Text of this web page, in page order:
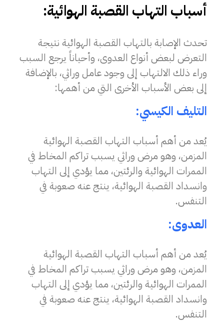
أسباب التهاب القصبة الهوائية:
تحدث الإصابة بالتهاب القصبة الهوائية نتيجة
التعرض لبعض أنواع العدوى، وأحياناً يرجع السبب
وراء ذلك الالتهاب إلى وجود عامل وراثي، بالإضافة
إلى بعض الأسباب الأخرى التي من أهمها:
التليف الكيسي:
يُعد من أهم أسباب التهاب القصبة الهوائية
المزمن، وهو مرض وراثي يسبب تراكم المخاط في
الممرات الهوائية والرئتين، مما يؤدي إلى التهاب
وانسداد القصبة الهوائية، ينتج عنه صعوبة في
التنفس.
العدوى:
يُعد من أهم أسباب التهاب القصبة الهوائية
المزمن، وهو مرض وراثي يسبب تراكم المخاط في
الممرات الهوائية والرئتين، مما يؤدي إلى التهاب
وانسداد القصبة الهوائية، ينتج عنه صعوبة في
التنفس.